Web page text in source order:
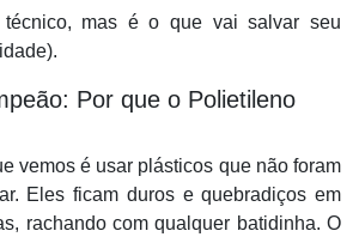
mas é o que vai salvar seu
Por que o Polietileno
vemos é usar plásticos que não foram
Eles ficam duros e quebradiços em
rachando com qualquer batidinha. O